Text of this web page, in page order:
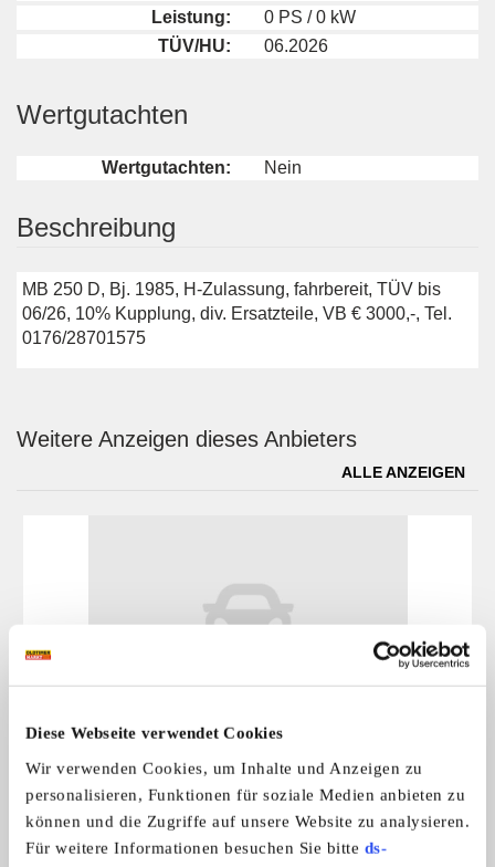
Diese Webseite verwendet Cookies
Wir verwenden Cookies, um Inhalte und Anzeigen zu
personalisieren, Funktionen für soziale Medien anbieten zu
können und die Zugriffe auf unsere Website zu analysieren.
Für weitere Informationen besuchen Sie bitte ds-
Leistung:
0 PS / 0 kW
TÜV/HU:
06.2026
Wertgutachten
Wertgutachten: Nein
Beschreibung
MB 250 D, Bj. 1985, H-Zulassung, fahrbereit, TÜV bis
06/26, 10% Kupplung, div. Ersatzteile, VB € 3000,-, Tel.
0176/28701575
Weitere Anzeigen dieses Anbieters
ALLE ANZEIGEN
Mercedes-Benz 250 D
MB 250 D, Bj. 1985, H-Zulassung, fah ...
3.000,- €